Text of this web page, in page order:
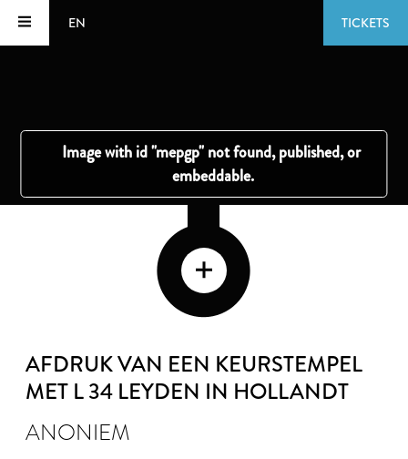
EN TICKETS
AFDRUK VAN EEN KEURSTEMPEL
MET L 34 LEYDEN IN HOLLANDT
ANONIEM